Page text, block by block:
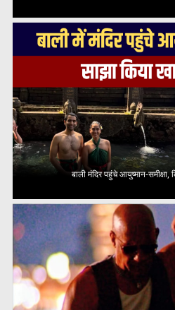
बाली मंदिर पहुंचे आयुष्मान-समीक्षा,